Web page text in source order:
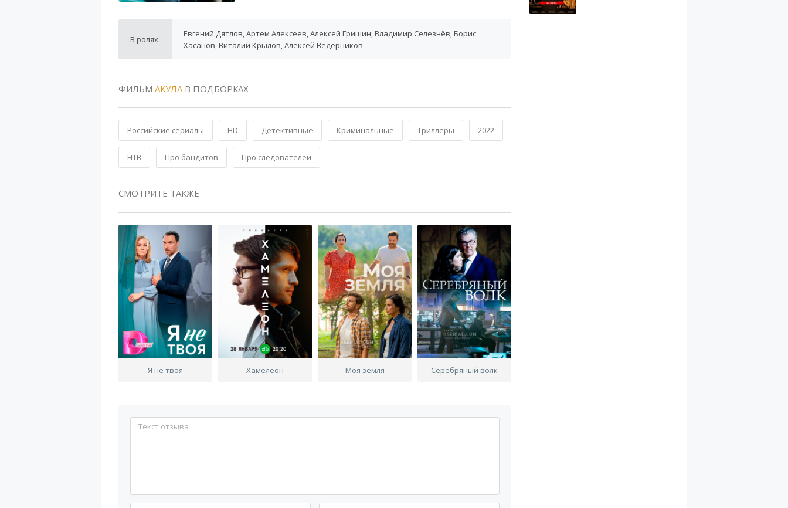
В ролях:
Евгений Дятлов, Артем Алексеев, Алексей Гришин, Владимир Селезнёв, Борис
Хасанов, Виталий Крылов, Алексей Ведерников
ФИЛЬМ АКУЛАВ ПОДБОРКАХ
Российские сериалы HD Детективные Криминальные Триллеры 2022
НТВ Про бандитов Про следователей
СМОТРИТЕ ТАКЖЕ
Я не твоя Хамелеон Моя земля Серебряный волк